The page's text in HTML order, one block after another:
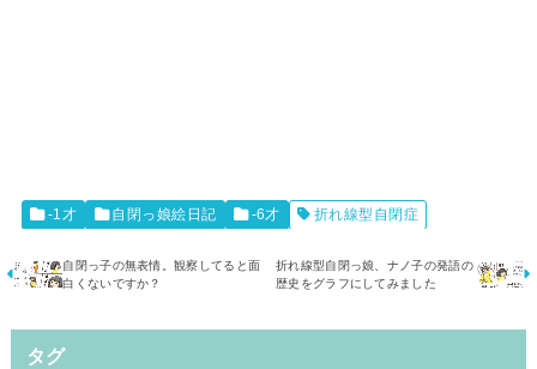
-1才 自閉っ娘絵日記 -6才 折れ線型自閉症
自閉っ子の無表情。観察してると面
白くないですか？
折れ線型自閉っ娘、ナノ子の発語の
歴史をグラフにしてみました
タグ